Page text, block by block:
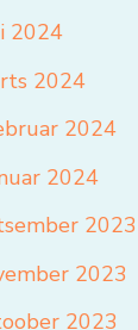
2024
2024
2024
2024
2023
2023
2023